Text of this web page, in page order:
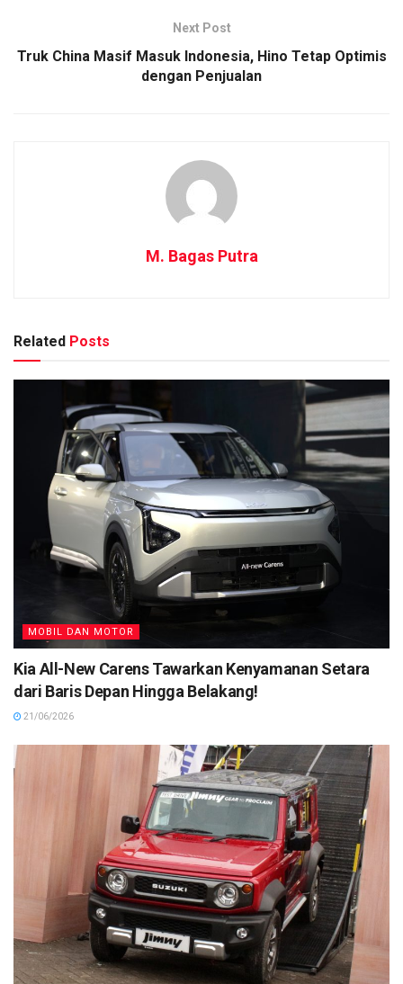
Next Post
Truk China Masif Masuk Indonesia, Hino Tetap Optimis
dengan Penjualan
M. Bagas Putra
Related Posts
MOBIL DAN MOTOR
Kia All-New Carens Tawarkan Kenyamanan Setara
dari Baris Depan Hingga Belakang!
21/06/2026